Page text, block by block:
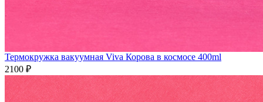
Термокружка вакуумная Viva Корова в космосе 400ml
2100 ₽